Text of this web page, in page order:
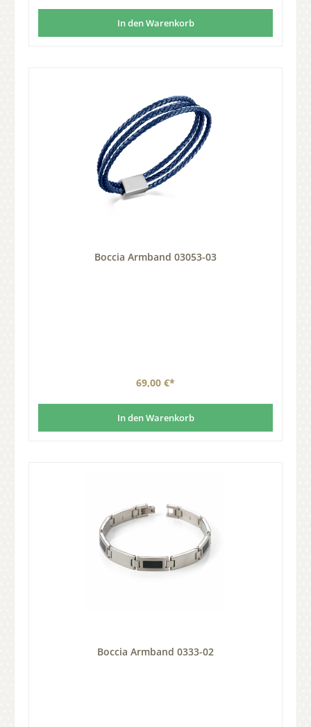
In den Warenkorb
Boccia Armband 03053-03
69,00 €*
In den Warenkorb
Boccia Armband 0333-02